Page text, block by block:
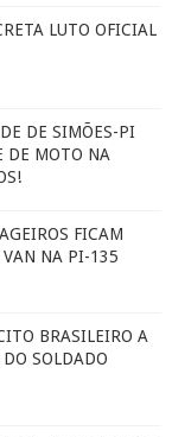
LUTO OFICIAL
DE SIMÕES-PI
DE MOTO NA
FICAM
VAN NA PI-135
BRASILEIRO A
SOLDADO